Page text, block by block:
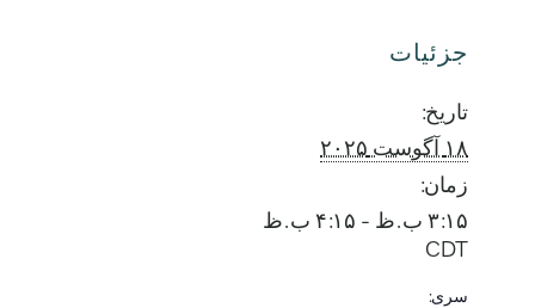
جزئیات
تاریخ:
۱۸ آگوست ۲۰۲۵
زمان:
۳:۱۵ ب.ظ - ۴:۱۵ ب.ظ
CDT
سری: